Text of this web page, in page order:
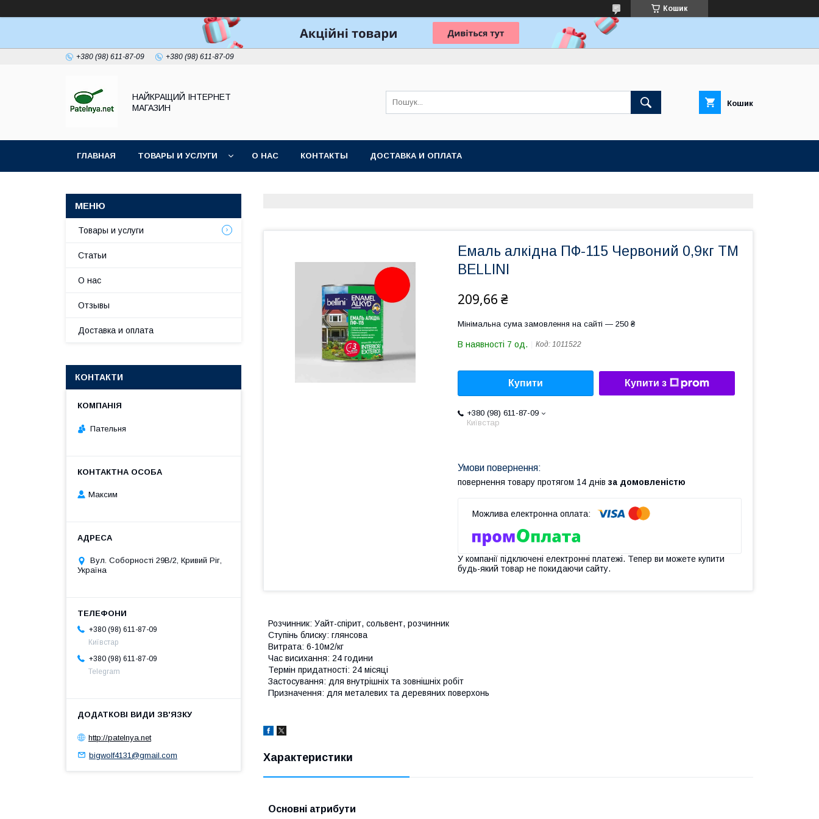
Кошик
+380 (98) 611-87-09 +380 (98) 611-87-09
НАЙКРАЩИЙ ІНТЕРНЕТ
МАГАЗИН
Кошик
ГЛАВНАЯ ТОВАРЫ И УСЛУГИ О НАС КОНТАКТЫ ДОСТАВКА И ОПЛАТА
Емаль алкідна ПФ-115 Червоний 0,9кг ТМ
BELLINI
209,66 ₴
Мінімальна сума замовлення на сайті — 250 ₴
В наявності 7 од. Код: 1011522
Купити Купити з
+380 (98) 611-87-09
Київстар
повернення товару протягом 14 днів за домовленістю
У компанії підключені електронні платежі. Тепер ви можете купити
будь-який товар не покидаючи сайту.
Розчинник: Уайт-спірит, сольвент, розчинник
Ступінь блиску: глянсова
Витрата: 6-10м2/кг
Час висихання: 24 години
Термін придатності: 24 місяці
Застосування: для внутрішніх та зовнішніх робіт
Призначення: для металевих та деревяних поверхонь
Характеристики
Основні атрибути
Товары и услуги
Статьи
О нас
Отзывы
Доставка и оплата
КОНТАКТИ
Пательня
Максим
Вул. Соборності 29В/2, Кривий Ріг,
Україна
+380 (98) 611-87-09
Київстар
+380 (98) 611-87-09
Telegram
http://patelnya.net
bigwolf4131@gmail.com